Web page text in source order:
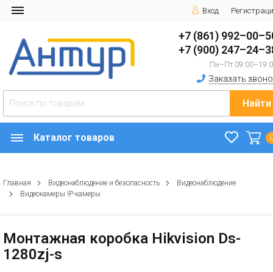
Вход
+7 (861)
+7 (900)
Пн–Пт
Заказать
Найти
Каталог товаров
Главная Видеонаблюдение и безопасность
Видеонаблюдение
Видеокамеры IP-камеры
Монтажная коробка Hikvision Ds-
1280zj-s